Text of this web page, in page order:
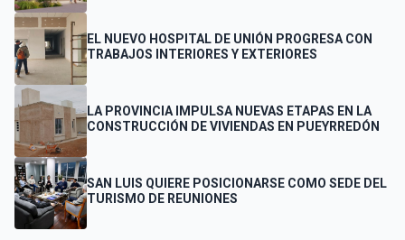
EL NUEVO HOSPITAL DE UNIÓN PROGRESA CON
TRABAJOS INTERIORES Y EXTERIORES
LA PROVINCIA IMPULSA NUEVAS ETAPAS EN LA
CONSTRUCCIÓN DE VIVIENDAS EN PUEYRREDÓN
SAN LUIS QUIERE POSICIONARSE COMO SEDE DEL
TURISMO DE REUNIONES